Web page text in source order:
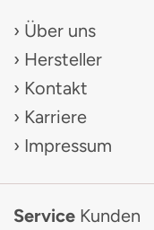
Über uns
Hersteller
Kontakt
Karriere
Impressum
Service Kunden